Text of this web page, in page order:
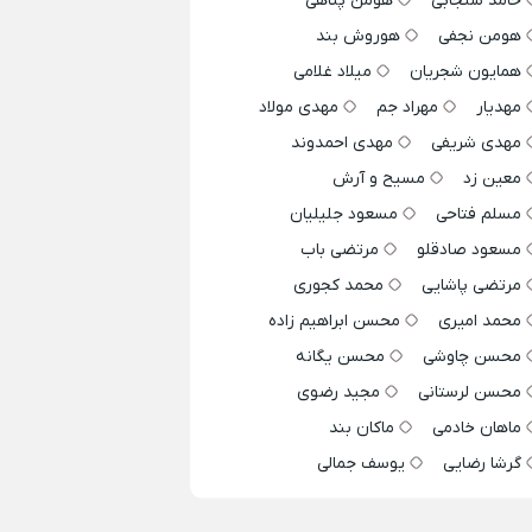
هومن نجفی
هوروش بند
همایون شجریان
میلاد غلامی
مهدیار
مهراد جم
مهدی مولاد
مهدی شریفی
مهدی احمدوند
معین زد
مسیح و آرش
مسلم فتاحی
مسعود جلیلیان
مسعود صادقلو
مرتضی باب
مرتضی پاشایی
محمد کجوری
محمد امیری
محسن ابراهیم زاده
محسن چاوشی
محسن یگانه
محسن لرستانی
مجید رضوی
ماهان خادمی
ماکان بند
گرشا رضایی
یوسف جمالی